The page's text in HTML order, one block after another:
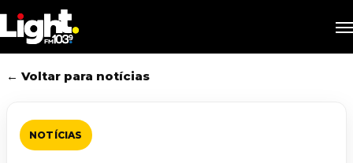
to
main
content
← Voltar para notícias
NOTÍCIAS